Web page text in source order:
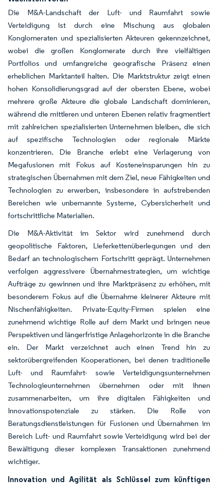
Die M&A-Landschaft der Luft- und Raumfahrt sowie
Verteidigung ist durch eine Mischung aus globalen
Konglomeraten und spezialisierten Akteuren gekennzeichnet,
wobei die großen Konglomerate durch ihre vielfältigen
Portfolios und umfangreiche geografische Präsenz einen
erheblichen Marktanteil halten. Die Marktstruktur zeigt einen
hohen Konsolidierungsgrad auf der obersten Ebene, wobei
mehrere große Akteure die globale Landschaft dominieren,
während die mittleren und unteren Ebenen relativ fragmentiert
mit zahlreichen spezialisierten Unternehmen bleiben, die sich
auf spezifische Technologien oder regionale Märkte
konzentrieren. Die Branche erlebt eine Verlagerung von
Megafusionen mit Fokus auf Kosteneinsparungen hin zu
strategischen Übernahmen mit dem Ziel, neue Fähigkeiten und
Technologien zu erwerben, insbesondere in aufstrebenden
Bereichen wie unbemannte Systeme, Cybersicherheit und
fortschrittliche Materialien.
Die M&A-Aktivität im Sektor wird zunehmend durch
geopolitische Faktoren, Lieferkettenüberlegungen und den
Bedarf an technologischem Fortschritt geprägt. Unternehmen
verfolgen aggressivere Übernahmestrategien, um wichtige
Aufträge zu gewinnen und ihre Marktpräsenz zu erhöhen, mit
besonderem Fokus auf die Übernahme kleinerer Akteure mit
Nischenfähigkeiten. Private-Equity-Firmen spielen eine
zunehmend wichtige Rolle auf dem Markt und bringen neue
Perspektiven und längerfristige Anlagehorizonte in die Branche
ein. Der Markt verzeichnet auch einen Trend hin zu
sektorübergreifenden Kooperationen, bei denen traditionelle
Luft- und Raumfahrt- sowie Verteidigungsunternehmen
Technologieunternehmen übernehmen oder mit ihnen
zusammenarbeiten, um ihre digitalen Fähigkeiten und
Innovationspotenziale zu stärken. Die Rolle von
Beratungsdienstleistungen für Fusionen und Übernahmen im
Bereich Luft- und Raumfahrt sowie Verteidigung wird bei der
Bewältigung dieser komplexen Transaktionen zunehmend
wichtiger.
Innovation und Agilität als Schlüssel zum künftigen